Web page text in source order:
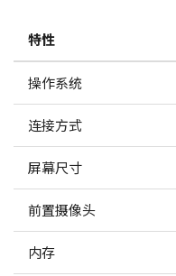
特性
操作系统
连接方式
屏幕尺寸
前置摄像头
内存